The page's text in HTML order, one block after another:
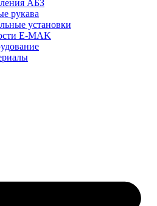
АБЗ
рукава
установки
E-MAK